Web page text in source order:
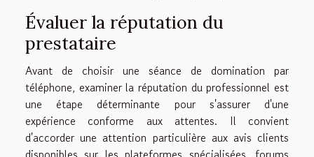
Évaluer la réputation du
prestataire
Avant de choisir une séance de domination par
téléphone, examiner la réputation du professionnel est
une étape déterminante pour s'assurer d'une
expérience conforme aux attentes. Il convient
d'accorder une attention particulière aux avis clients